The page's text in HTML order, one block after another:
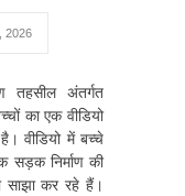
2026
तहसील अंतर्गत
का एक वीडियो
वीडियो में बच्चे
सड़क निर्माण की
साझा कर रहे हैं।